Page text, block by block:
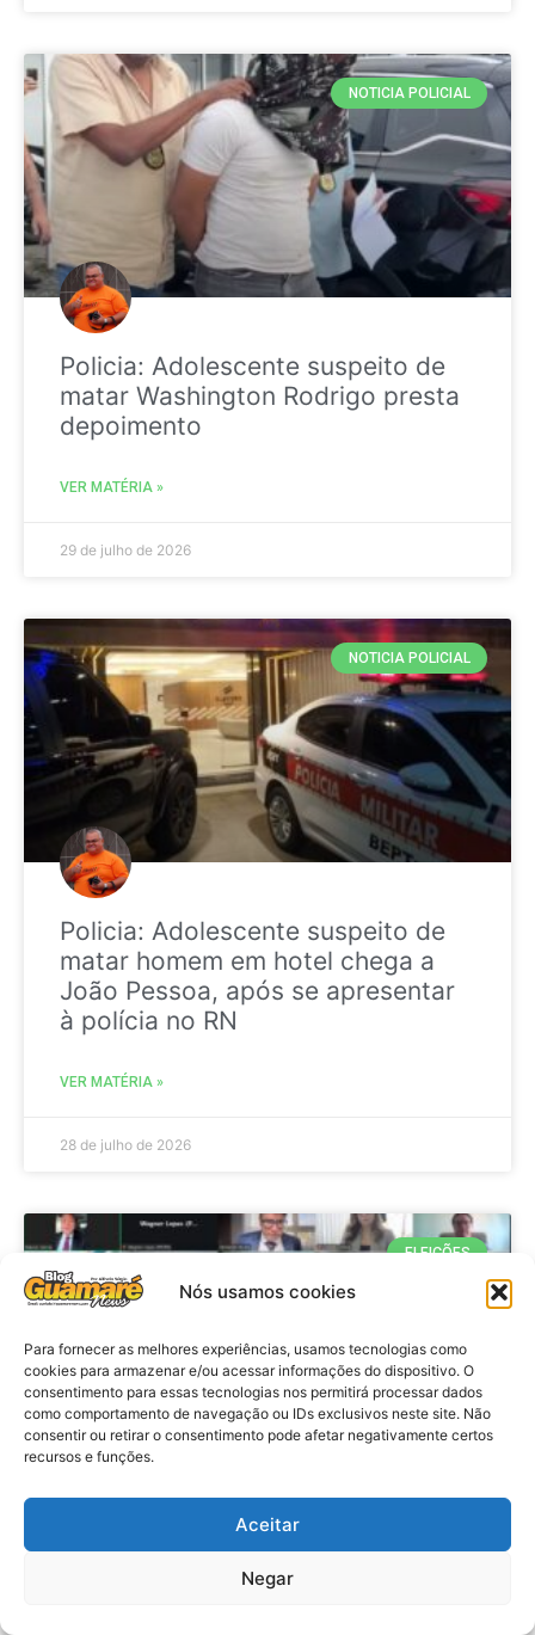
Nós usamos cookies
Para fornecer as melhores experiências, usamos tecnologias como
cookies para armazenar e/ou acessar informações do dispositivo. O
consentimento para essas tecnologias nos permitirá processar dados
como comportamento de navegação ou IDs exclusivos neste site. Não
consentir ou retirar o consentimento pode afetar negativamente certos
recursos e funções.
Aceitar
Negar
NOTICIA POLICIAL
Policia: Adolescente suspeito de
matar Washington Rodrigo presta
depoimento
VER MATÉRIA »
29 de julho de 2026
NOTICIA POLICIAL
Policia: Adolescente suspeito de
matar homem em hotel chega a
João Pessoa, após se apresentar
à polícia no RN
VER MATÉRIA »
28 de julho de 2026
ELEIÇÕES
Eleições 2026: procuradores e
promotores eleitorais realizam
reunião de alinhamento no RN